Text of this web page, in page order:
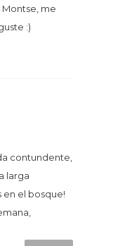
Montse, me
:)
contundente,
larga
en el bosque!